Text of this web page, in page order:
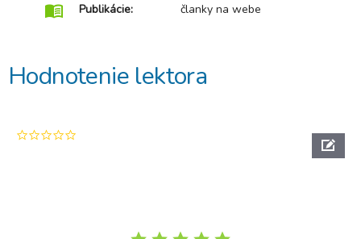
menu_book Publikácie: članky na webe
Hodnotenie lektora